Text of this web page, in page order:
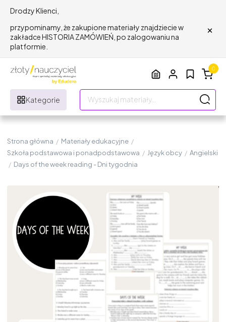
Drodzy Klienci,
przypominamy, że zakupione materiały znajdziecie w
zakładce HISTORIA ZAMÓWIEŃ, po zalogowaniu na
platformie.
×
Kategorie
0
Strona główna / Materiały edukacyjne /
Szkoła podstawowa i ponadpodstawowa / Język obcy / Angielski
/ Days of the week reading - Dni tygodnia